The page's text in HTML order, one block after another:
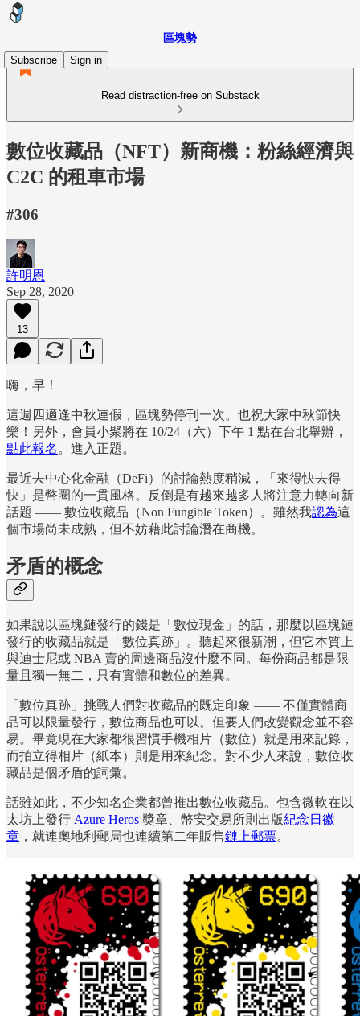
區塊勢
Subscribe
Sign in
Read distraction-free on Substack
數位收藏品（NFT）新商機：粉絲經濟與
C2C 的租車市場
#306
許明恩
Sep 28, 2020
13
嗨，早！
這週四適逢中秋連假，區塊勢停刊一次。也祝大家中秋節快
樂！另外，會員小聚將在 10/24（六）下午 1 點在台北舉辦，
點此報名 。進入正題。
最近去中心化金融（DeFi）的討論熱度稍減，「來得快去得
快」是幣圈的一貫風格。反倒是有越來越多人將注意力轉向新
話題 —— 數位收藏品（Non Fungible Token）。雖然我認為這
個市場尚未成熟，但不妨藉此討論潛在商機。
矛盾的概念
如果說以區塊鏈發行的錢是「數位現金」的話，那麼以區塊鏈
發行的收藏品就是「數位真跡」。聽起來很新潮，但它本質上
與迪士尼或 NBA 賣的周邊商品沒什麼不同。每份商品都是限
量且獨一無二，只有實體和數位的差異。
「數位真跡」挑戰人們對收藏品的既定印象 —— 不僅實體商
品可以限量發行，數位商品也可以。但要人們改變觀念並不容
易。畢竟現在大家都很習慣手機相片（數位）就是用來記錄，
而拍立得相片（紙本）則是用來紀念。對不少人來說，數位收
藏品是個矛盾的詞彙。
話雖如此，不少知名企業都曾推出數位收藏品。包含微軟在以
太坊上發行 Azure Heros 獎章、幣安交易所則出版紀念日徽
章 ，就連奧地利郵局也連續第二年販售鏈上郵票。